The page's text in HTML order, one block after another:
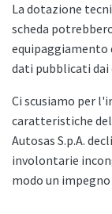
La dotazione
scheda
equipaggiamento
dati pubblicati
Ci scusiamo per
caratteristiche
Autosas S.p.A.
involontarie
modo un